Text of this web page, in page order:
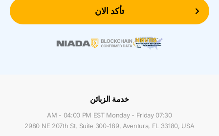
تأكد الان
خدمة الزبائن
07:30 AM - 04:00 PM EST Monday - Friday
2980 NE 207th St, Suite 300-189, Aventura, FL 33180, USA